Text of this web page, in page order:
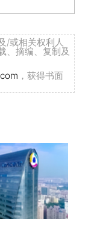
/或相关权利人
、摘编、复制及
，获得书面